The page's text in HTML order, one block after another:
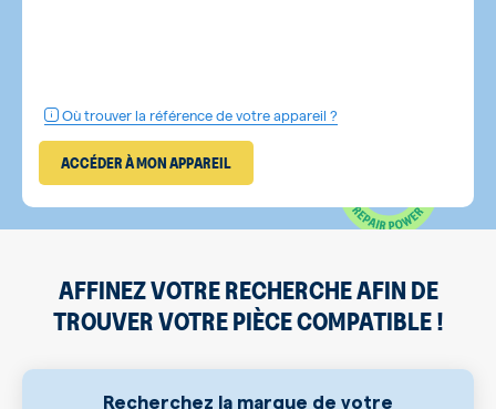
Où trouver la référence de votre appareil ?
ACCÉDER À MON APPAREIL
AFFINEZ VOTRE RECHERCHE AFIN DE
TROUVER VOTRE PIÈCE COMPATIBLE !
Recherchez la marque de votre